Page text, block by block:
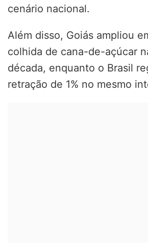
cenário nacional.
Além disso, Goiás ampliou
colhida de cana-de-açúcar
década, enquanto o Brasil
retração de 1% no mesmo